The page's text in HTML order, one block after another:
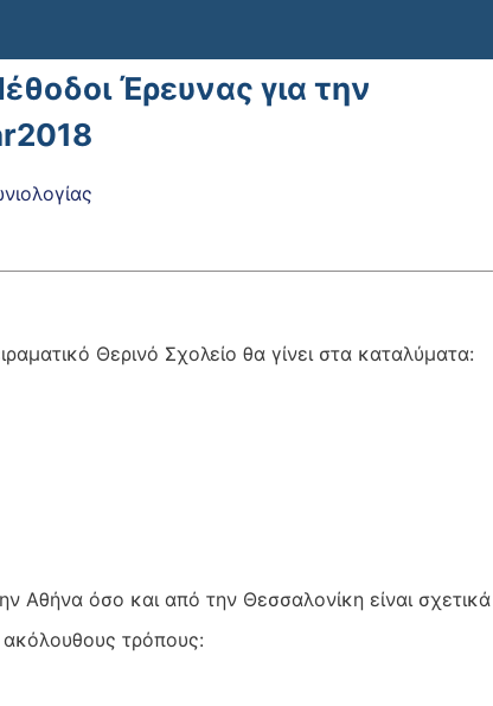
Έρευνας για την
Θερινό Σχολείο θα γίνει στα καταλύματα:
όσο και από την Θεσσαλονίκη είναι σχετικά
ακόλουθους τρόπους: